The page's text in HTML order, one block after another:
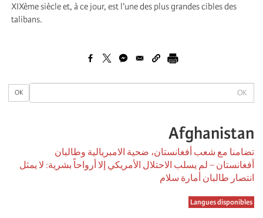
OK
OK
Afghanistan
تضامنا مع شعب أفغانستان، ضحية الامبريالية وطالبان
أفغانستان – لم يسلب الاحتلال الأمريكي إلا أرواحاً بشرية: لا يمثل
انتصار طالبان أمارة سلام
Langues disponibles
XIXème siècle et, à ce jour, est l’une des plus grandes cibles des
talibans.